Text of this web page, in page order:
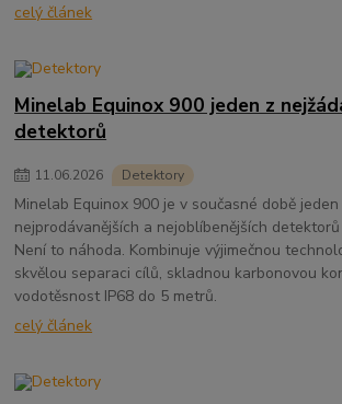
celý článek
Minelab Equinox 900 jeden z
detektorů
11.06.2026 Detektory
Minelab Equinox 900 je v současné době jeden
nejprodávanějších a nejoblíbenějších
Není to náhoda. Kombinuje výjimečnou
skvělou separaci cílů, skladnou karbonovou
vodotěsnost IP68 do 5 metrů.
celý článek